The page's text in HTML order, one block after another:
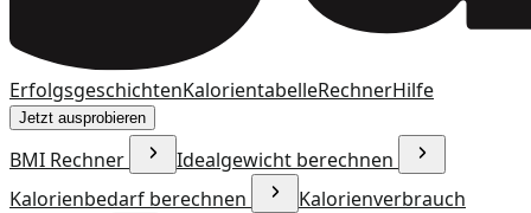
ErfolgsgeschichtenKalorientabelleRechnerHilfe
Jetzt ausprobieren
BMI Rechner
Idealgewicht berechnen
Kalorienbedarf berechnen
Kalorienverbrauch